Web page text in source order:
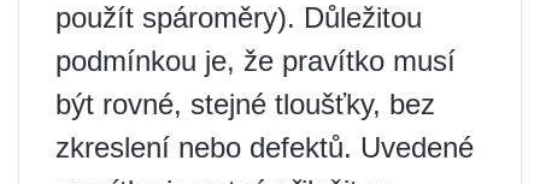
použít spároměry). Důležitou
podmínkou je, že pravítko musí
být rovné, stejné tloušťky, bez
zkreslení nebo defektů. Uvedené